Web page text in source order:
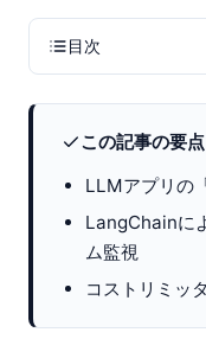
目次
この記事の要点
LLMアプリの
LangChainに
ム監視
コストリミッ